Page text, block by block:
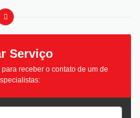
Serviço
receber o contato de um de